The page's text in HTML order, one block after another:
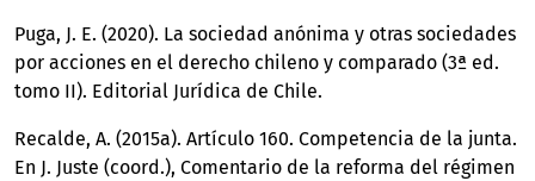
Puga, J. E. (2020). La sociedad anónima y otras sociedades
por acciones en el derecho chileno y comparado (3ª ed.
tomo II). Editorial Jurídica de Chile.
Recalde, A. (2015a). Artículo 160. Competencia de la junta.
En J. Juste (coord.), Comentario de la reforma del régimen